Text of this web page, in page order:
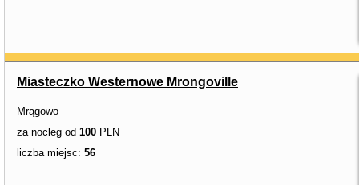
Miasteczko Westernowe Mrongoville
Mrągowo
za nocleg od 100 PLN
liczba miejsc: 56